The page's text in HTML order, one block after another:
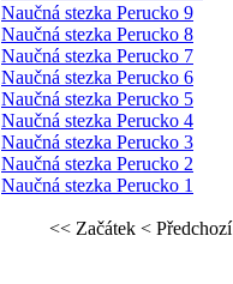
Naučná stezka Perucko 9
Naučná stezka Perucko 8
Naučná stezka Perucko 7
Naučná stezka Perucko 6
Naučná stezka Perucko 5
Naučná stezka Perucko 4
Naučná stezka Perucko 3
Naučná stezka Perucko 2
Naučná stezka Perucko 1
<< Začátek < Předchozí